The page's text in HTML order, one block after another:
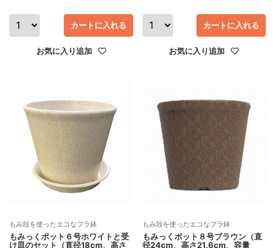
カートに入れる
お気に入り追加
カートに入れる
お気に入り追加
もみ殻を使ったエコなプラ鉢
もみっくポット６号ホワイトと受
け皿のセット（直径18cm、高さ
もみ殻を使ったエコなプラ鉢
もみっくポット８号ブラウン（直
径24cm、高さ21.6cm、容量